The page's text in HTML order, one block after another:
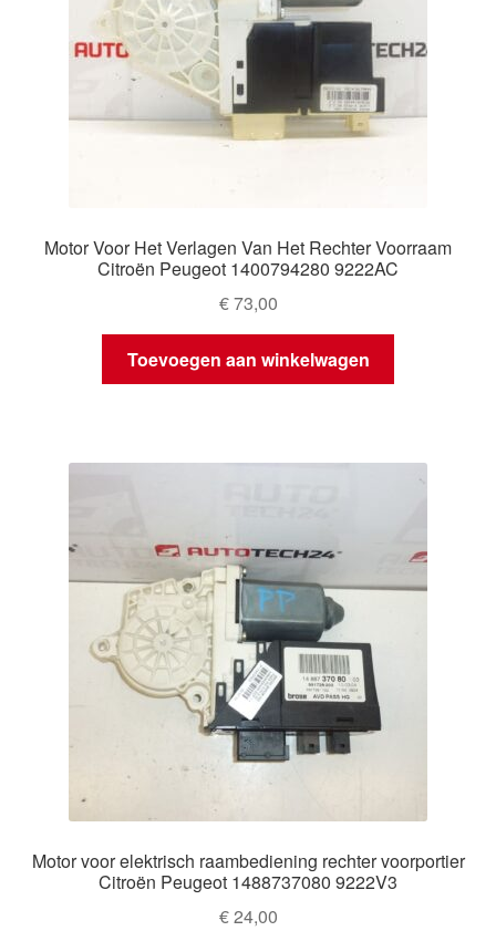
Motor Voor Het Verlagen Van Het Rechter Voorraam
Citroën Peugeot 1400794280 9222AC
€73,00
Toevoegen aan winkelwagen
Motor voor elektrisch raambediening rechter voorportier
Citroën Peugeot 1488737080 9222V3
€24,00